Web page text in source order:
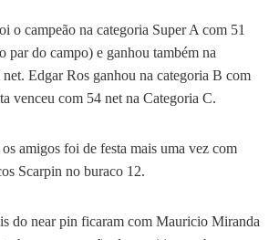
o campeão na categoria Super A com 51
par do campo) e ganhou também na
Edgar Ros ganhou na categoria B com
venceu com 54 net na Categoria C.
amigos foi de festa mais uma vez com
Scarpin no buraco 12.
do near pin ficaram com Mauricio Miranda